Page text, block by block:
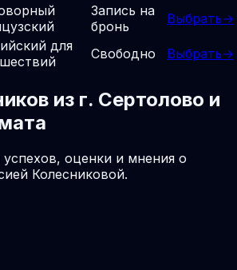
Запись на
бронь
Выбрать→
для
Свободно Выбрать→
из г. Сертолово и
оценки и мнения о
Колесниковой.